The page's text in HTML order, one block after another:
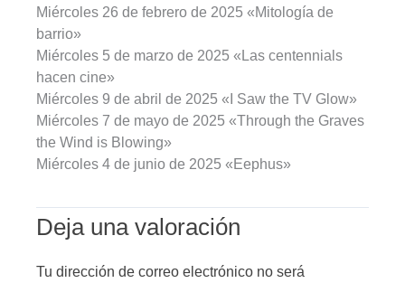
Miércoles 26 de febrero de 2025 «Mitología de
barrio»
Miércoles 5 de marzo de 2025 «Las centennials
hacen cine»
Miércoles 9 de abril de 2025 «I Saw the TV Glow»
Miércoles 7 de mayo de 2025 «Through the Graves
the Wind is Blowing»
Miércoles 4 de junio de 2025 «Eephus»
Deja una valoración
Tu dirección de correo electrónico no será